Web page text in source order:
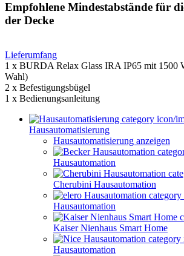
Empfohlene Mindestabstände für
der Decke
Lieferumfang
1 x BURDA Relax Glass IRA IP65 mit 1500
Wahl)
2 x Befestigungsbügel
1 x Bedienungsanleitung
Hausautomatisierung
Hausautomatisierung anzeigen
Hausautomation
Cherubini Hausautomation
Hausautomation
Kaiser Nienhaus Smart Home
Hausautomation